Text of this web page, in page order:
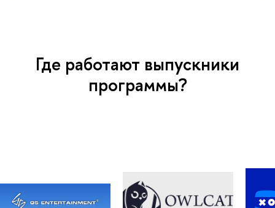
Где работают выпускники
программы?